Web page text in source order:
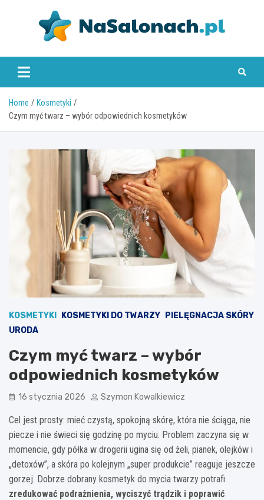
nasalonach.pl
Home
Kosmetyki
Czym myć twarz – wybór odpowiednich kosmetyków
KOSMETYKI KOSMETYKI DO TWARZY
PIELĘGNACJA SKÓRY
URODA
Czym myć twarz – wybór
odpowiednich kosmetyków
16 stycznia 2026 Szymon Kowalkiewicz
Cel jest prosty: mieć czystą, spokojną skórę, która nie ściąga, nie
piecze i nie świeci się godzinę po myciu. Problem zaczyna się w
momencie, gdy półka w drogerii ugina się od żeli, pianek, olejków i
„detoxów”, a skóra po kolejnym „super produkcie” reaguje jeszcze
gorzej. Dobrze dobrany kosmetyk do mycia twarzy potrafi
zredukować podrażnienia, wyciszyć trądzik i poprawić